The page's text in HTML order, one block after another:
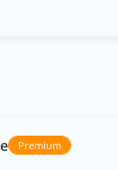
Premium